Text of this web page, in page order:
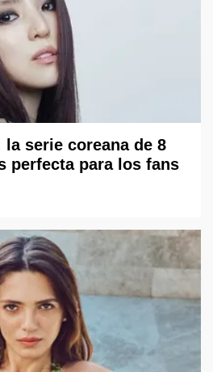
serie coreana de 8
perfecta para los fans